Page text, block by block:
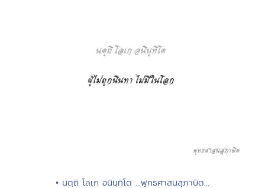
• นตฺถิ โลเก อนินฺทิโต ...พุทธศาสนสุภาษิต...